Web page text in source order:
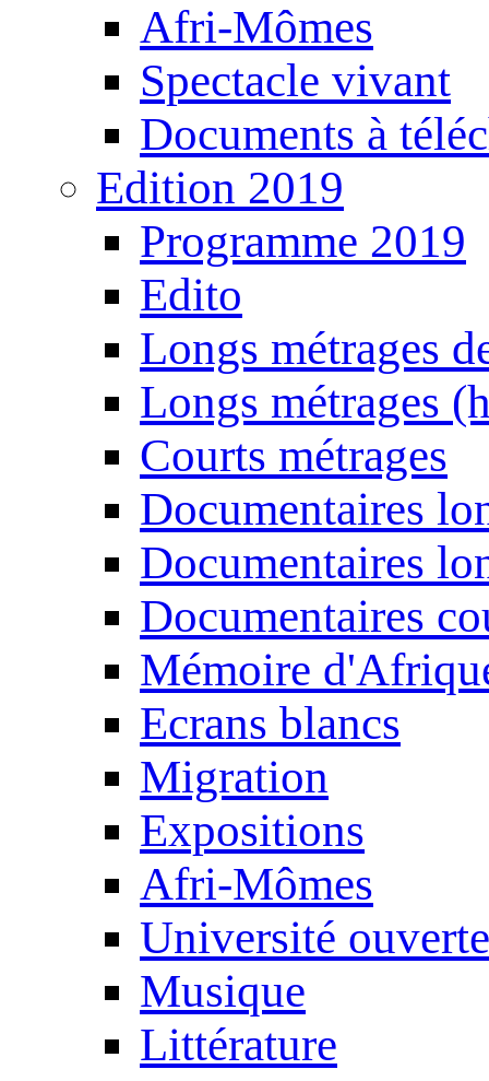
Afri-Mômes
Spectacle vivant
Documents à
Edition 2019
Programme 2019
Edito
Longs métrages
Longs métrages
Courts métrages
Documentaires
Documentaires
Documentaires
Mémoire
Ecrans blancs
Migration
Expositions
Afri-Mômes
Université ouverte
Musique
Littérature